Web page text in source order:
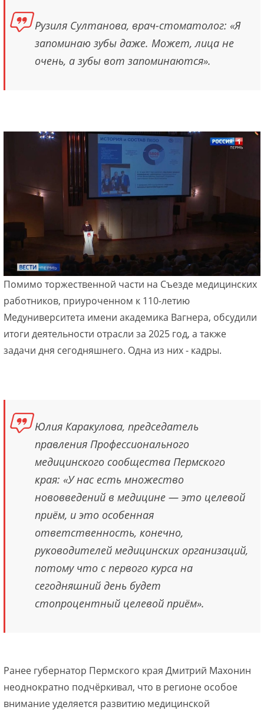
Рузиля Султанова, врач-стоматолог: «Я
запоминаю зубы даже. Может, лица не
очень, а зубы вот запоминаются».
Помимо торжественной части на Съезде медицинских
работников, приуроченном к 110-летию
Медуниверситета имени академика Вагнера, обсудили
итоги деятельности отрасли за 2025 год, а также
задачи дня сегодняшнего. Одна из них - кадры.
Юлия Каракулова, председатель
правления Профессионального
медицинского сообщества Пермского
края: «У нас есть множество
нововведений в медицине — это целевой
приём, и это особенная
ответственность, конечно,
руководителей медицинских организаций,
потому что с первого курса на
сегодняшний день будет
стопроцентный целевой приём».
Ранее губернатор Пермского края Дмитрий Махонин
неоднократно подчёркивал, что в регионе особое
внимание уделяется развитию медицинской